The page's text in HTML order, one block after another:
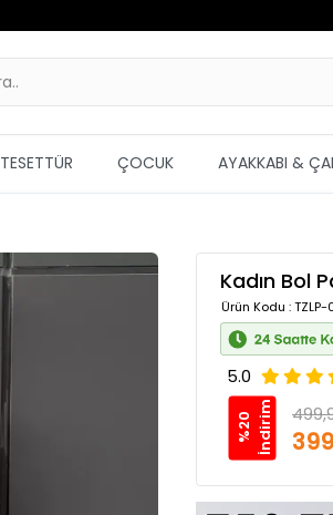
TESETTÜR ÇOCUK AYAKKABI &
Kadın Bol
Ürün Kodu :
5.0
%
2
0
İ
n
d
i
r
i m